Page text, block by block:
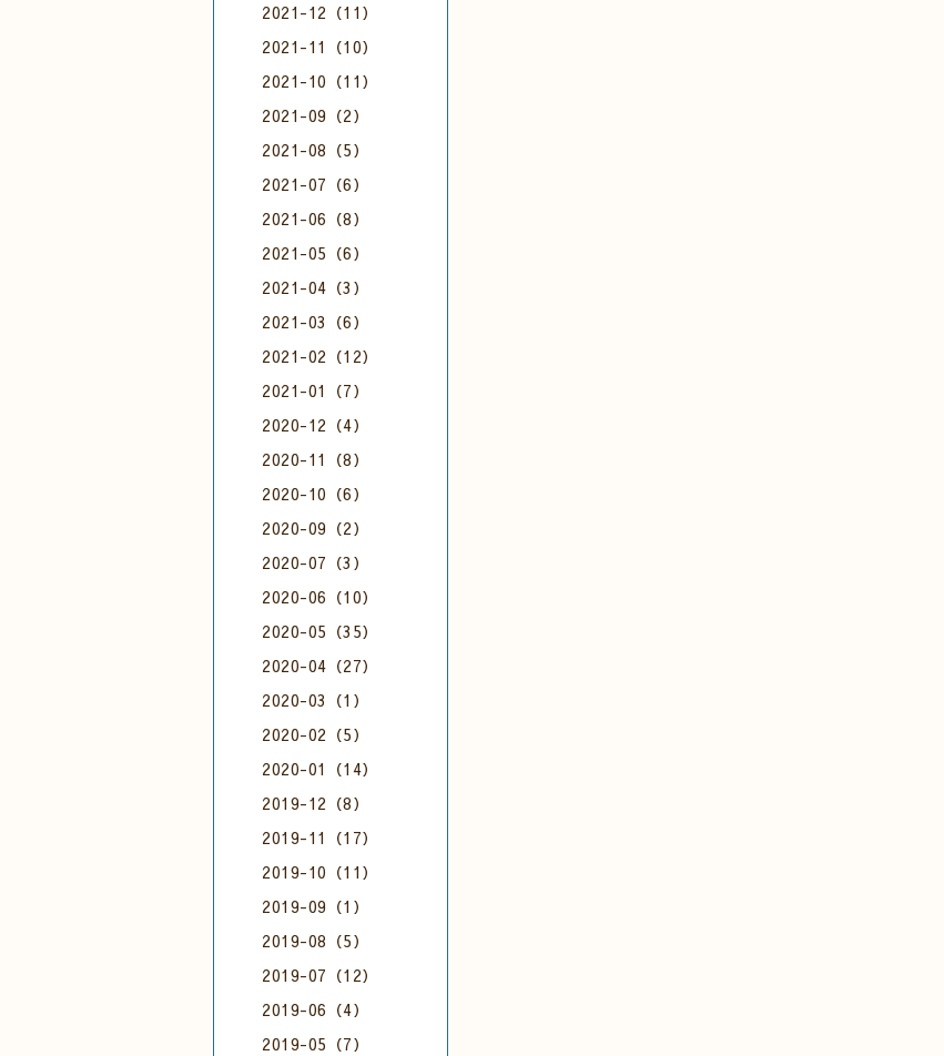
2021-12（11）
2021-11（10）
2021-10（11）
2021-09（2）
2021-08（5）
2021-07（6）
2021-06（8）
2021-05（6）
2021-04（3）
2021-03（6）
2021-02（12）
2021-01（7）
2020-12（4）
2020-11（8）
2020-10（6）
2020-09（2）
2020-07（3）
2020-06（10）
2020-05（35）
2020-04（27）
2020-03（1）
2020-02（5）
2020-01（14）
2019-12（8）
2019-11（17）
2019-10（11）
2019-09（1）
2019-08（5）
2019-07（12）
2019-06（4）
2019-05（7）